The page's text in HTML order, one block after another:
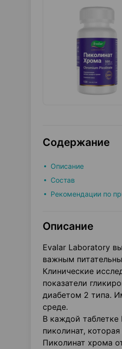
Содержание
Описание
Состав
Рекомендации по
Описание
Evalar Laboratory
важным
Клинические
показатели
диабетом 2 типа.
среде.
В каждой
пиколинат,
Пиколинат хрома